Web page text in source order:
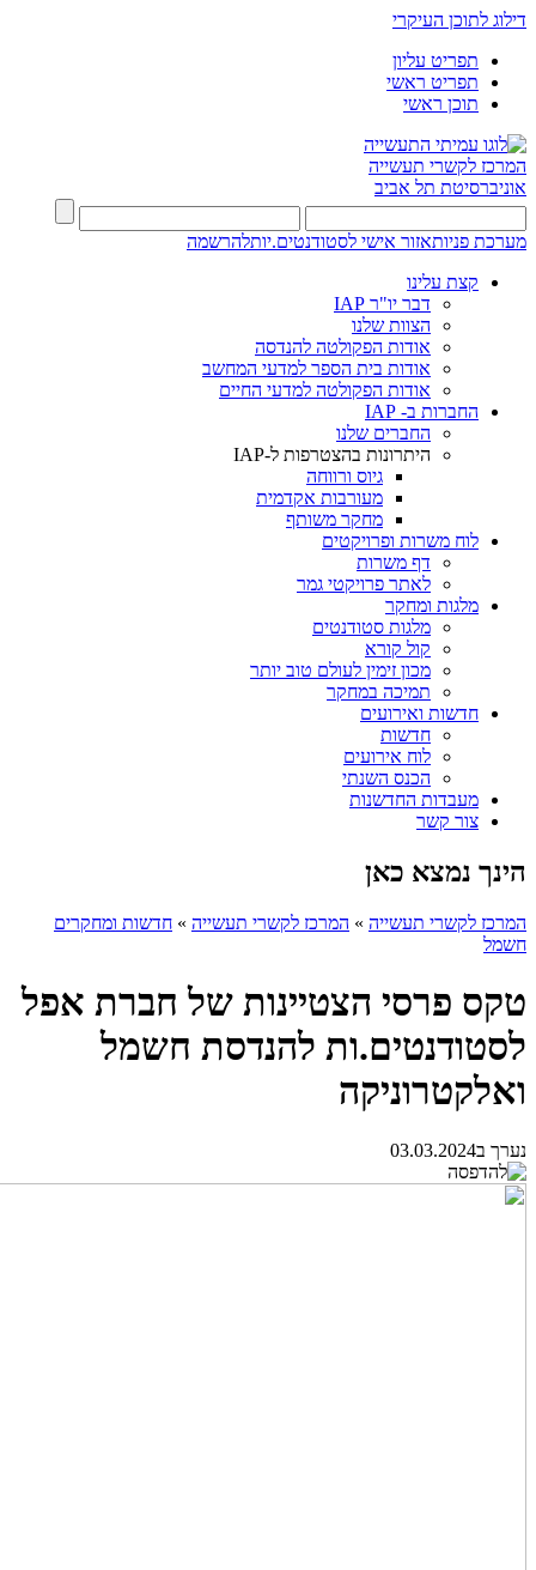
דילוג לתוכן העיקרי
תפריט עליון
תפריט ראשי
תוכן ראשי
המרכז לקשרי תעשייה
אוניברסיטת תל אביב
מערכת פניותאזור אישי לסטודנטים.יותלהרשמה
קצת עלינו
דבר יו"ר IAP
הצוות שלנו
אודות הפקולטה להנדסה
אודות בית הספר למדעי המחשב
אודות הפקולטה למדעי החיים
החברות ב- IAP
החברים שלנו
היתרונות בהצטרפות ל-IAP
גיוס ורווחה
מעורבות אקדמית
מחקר משותף
לוח משרות ופרויקטים
דף משרות
לאתר פרויקטי גמר
מלגות ומחקר
מלגות סטודנטים
קול קורא
מכון זימין לעולם טוב יותר
תמיכה במחקר
חדשות ואירועים
חדשות
לוח אירועים
הכנס השנתי
מעבדות החדשנות
צור קשר
הינך נמצא כאן
המרכז לקשרי תעשייה » המרכז לקשרי תעשייה » חדשות ומחקרים
חשמל
טקס פרסי הצטיינות של חברת אפל
לסטודנטים.ות להנדסת חשמל
ואלקטרוניקה
נערך ב03.03.2024